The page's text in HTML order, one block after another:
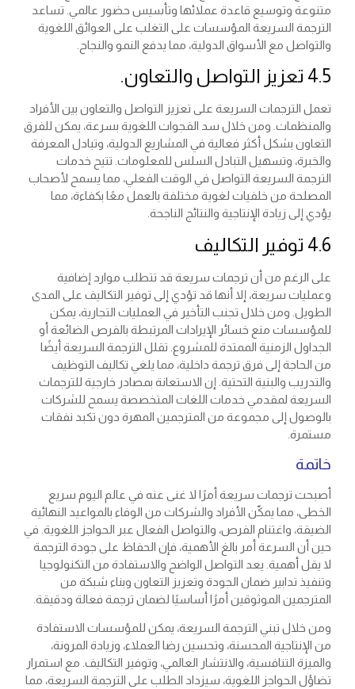
متنوعة وتوسيع قاعدة عملائها وتأسيس حضور عالمي. تساعد
الترجمة السريعة المؤسسات على التغلب على العوائق اللغوية
والتواصل مع الأسواق الدولية، مما يدفع النمو والنجاح.
4.5 تعزيز التواصل والتعاون.
تعمل الترجمات السريعة على تعزيز التواصل والتعاون بين الأفراد
والمنظمات. ومن خلال سد الفجوات اللغوية بسرعة، يمكن للفرق
التعاون بشكل أكثر فعالية في المشاريع الدولية، وتبادل المعرفة
والخبرة، وتسهيل التبادل السلس للمعلومات. تتيح خدمات
الترجمة السريعة التواصل في الوقت الفعلي، مما يسمح لأصحاب
المصلحة من خلفيات لغوية مختلفة بالعمل معًا بكفاءة، مما
يؤدي إلى زيادة الإنتاجية والنتائج الناجحة.
4.6 توفير التكاليف
على الرغم من أن ترجمات سريعة قد تتطلب موارد إضافية
وعمليات سريعة، إلا أنها قد تؤدي إلى توفير التكاليف على المدى
الطويل. ومن خلال تجنب التأخير في العمليات التجارية، يمكن
للمؤسسات منع خسائر الإيرادات المرتبطة بالفرص الضائعة أو
الجداول الزمنية الممتدة للمشروع. تقلل الترجمة السريعة أيضًا
من الحاجة إلى فرق ترجمة داخلية، مما يلغي تكاليف التوظيف
والتدريب والبنية التحتية. إن الاستعانة بمصادر خارجية للترجمات
السريعة لمقدمي خدمات اللغات المتخصصة يسمح للشركات
بالوصول إلى مجموعة من المترجمين المهرة دون تكبد نفقات
مستمرة.
خاتمة
أصبحت ترجمات سريعة أمرًا لا غنى عنه في عالم اليوم سريع
الخطى، مما يمكّن الأفراد والشركات من الوفاء بالمواعيد النهائية
الضيقة، واغتنام الفرص، والتواصل الفعال عبر الحواجز اللغوية. في
حين أن السرعة أمر بالغ الأهمية، فإن الحفاظ على جودة الترجمة
لا يقل أهمية. يعد التواصل الواضح والاستفادة من التكنولوجيا
وتنفيذ تدابير ضمان الجودة وتعزيز التعاون وبناء شبكة من
المترجمين الموثوقين أمرًا أساسيًا لضمان ترجمة فعالة ودقيقة.
ومن خلال تبني الترجمة السريعة، يمكن للمؤسسات الاستفادة
من الإنتاجية المحسنة، وتحسين رضا العملاء، وزيادة المرونة،
والميزة التنافسية، والانتشار العالمي، وتوفير التكاليف. مع استمرار
تضاؤل الحواجز اللغوية، سيزداد الطلب على الترجمة السريعة، مما